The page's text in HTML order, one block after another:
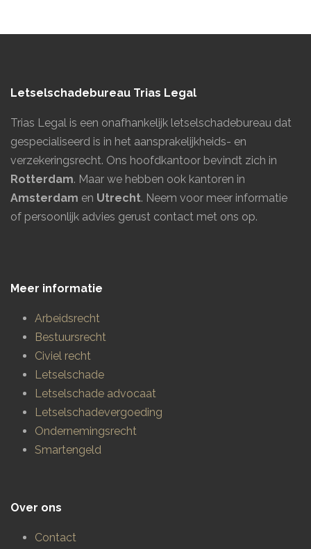
Letselschadebureau Trias Legal
Trias Legal is een onafhankelijk letselschadebureau dat
gespecialiseerd is in het aansprakelijkheids- en
verzekeringsrecht. Ons hoofdkantoor bevindt zich in
Rotterdam. Maar we hebben ook kantoren in
Amsterdam en Utrecht. Neem voor meer informatie
of persoonlijk advies gerust contact met ons op.
Meer informatie
Arbeidsrecht
Bestuursrecht
Civiel recht
Letselschade
Letselschade advocaat
Letselschadevergoeding
Ondernemingsrecht
Smartengeld
Over ons
Contact